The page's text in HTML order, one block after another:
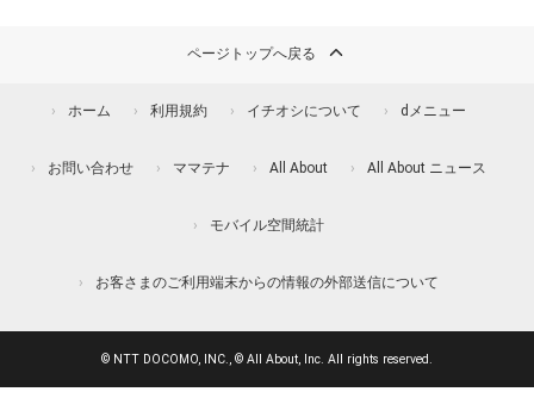
ページトップへ戻る
ホーム 利用規約 イチオシについて dメニュー
お問い合わせ ママテナ All About All About ニュース
モバイル空間統計
お客さまのご利用端末からの情報の外部送信について
© NTT DOCOMO, INC., © All About, Inc. All rights reserved.